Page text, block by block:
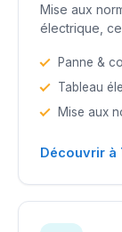
Mise aux
électrique,
Panne &
Tableau
Mise aux
Découvrir à